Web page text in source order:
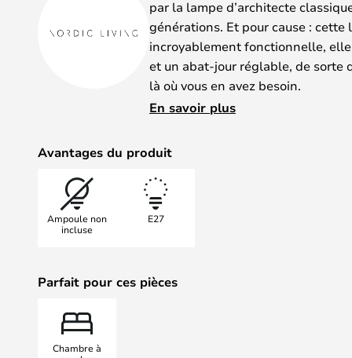
par la lampe d’architecte
générations. Et pour cause :
incroyablement fonctionnelle,
et un abat-jour réglable, de sorte
là où vous en avez besoin.
La popularité de la lampe
intérieure, mais aussi parce que
de différents styles de décor, que
lecture, au bureau ou près de votre
Inspirée de la lampe de table
gamme de couleurs modernes.
En savoir plus
Avantages du produit
Ampoule non
incluse
E27
Parfait pour ces pièces
Chambre à